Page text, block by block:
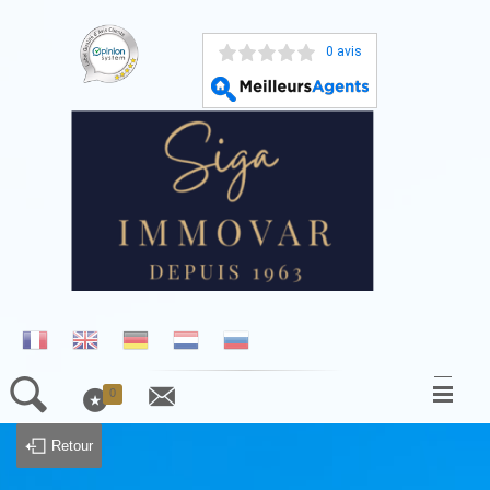
0 avis
ACCUEIL
NOS BIENS À LA VENTE
0
Retour